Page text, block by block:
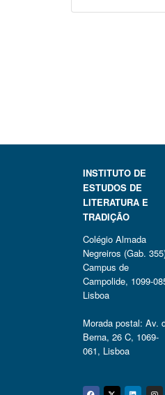
INSTITUTO DE
ESTUDOS DE
LITERATURA E
TRADIÇÃO
Colégio Almada
Negreiros (Gab.
Campus de
Campolide, 1099-
Lisboa
Morada postal: Av.
Berna, 26 C, 1069-
061, Lisboa